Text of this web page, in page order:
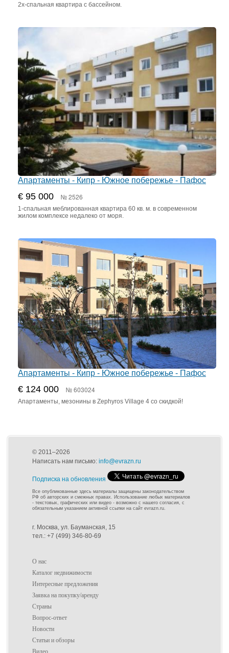
2х-спальная квартира с бассейном.
Апартаменты - Кипр - Южное побережье - Пафос
€ 95 000 № 2526
1-спальная меблированная квартира 60 кв. м. в современном
жилом комплексе недалеко от моря.
Апартаменты - Кипр - Южное побережье - Пафос
€ 124 000 № 603024
Апартаменты, мезонины в Zephyros Village 4 со скидкой!
© 2011–2026
Написать нам письмо: info@evrazn.ru
Подписка на обновления
Все опубликованные здесь материалы защищены законодательством
РФ об авторских и смежных правах. Использование любых материалов
- текстовых, графических или видео - возможно с нашего согласия, с
обязательным указанием активной ссылки на сайт evrazn.ru.
г. Москва, ул. Бауманская, 15
тел.: +7 (499) 346-80-69
О нас
Каталог недвижимости
Интересные предложения
Заявка на покупку/аренду
Страны
Вопрос-ответ
Новости
Статьи и обзоры